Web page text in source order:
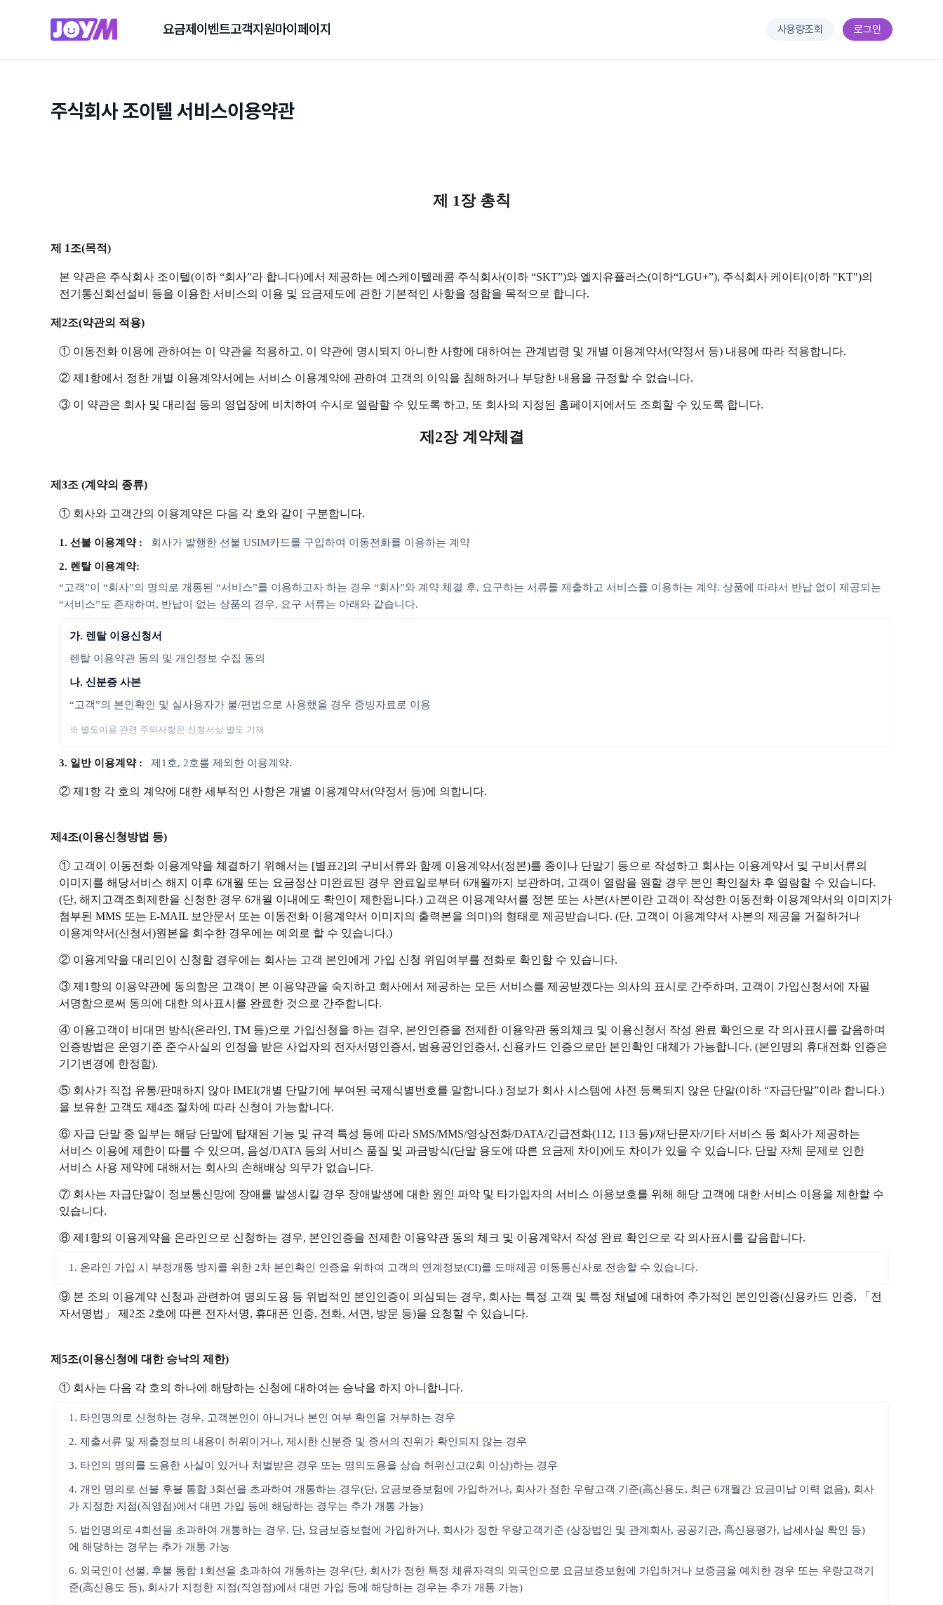
요금제 이벤트고객지원마이페이지 사용량조회 로그인
주식회사 조이텔 서비스이용약관
제 1장 총칙
제 1조(목적)
본 약관은 주식회사 조이텔(이하 “회사”라 합니다)에서 제공하는 에스케이텔레콤 주식회사(이하 “SKT”)와 엘지유플러스(이하“LGU+”), 주식회사 케이티(이하 "KT")의
전기통신회선설비 등을 이용한 서비스의 이용 및 요금제도에 관한 기본적인 사항을 정함을 목적으로 합니다.
제2조(약관의 적용)
① 이동전화 이용에 관하여는 이 약관을 적용하고, 이 약관에 명시되지 아니한 사항에 대하여는 관계법령 및 개별 이용계약서(약정서 등) 내용에 따라 적용합니다.
② 제1항에서 정한 개별 이용계약서에는 서비스 이용계약에 관하여 고객의 이익을 침해하거나 부당한 내용을 규정할 수 없습니다.
③ 이 약관은 회사 및 대리점 등의 영업장에 비치하여 수시로 열람할 수 있도록 하고, 또 회사의 지정된 홈페이지에서도 조회할 수 있도록 합니다.
제2장 계약체결
제3조 (계약의 종류)
① 회사와 고객간의 이용계약은 다음 각 호와 같이 구분합니다.
1. 선불 이용계약 : 회사가 발행한 선불 USIM카드를 구입하여 이동전화를 이용하는 계약
2. 렌탈 이용계약:
“고객”이 “회사”의 명의로 개통된 “서비스”를 이용하고자 하는 경우 “회사”와 계약 체결 후, 요구하는 서류를 제출하고 서비스를 이용하는 계약. 상품에 따라서 반납 없이 제공되는
“서비스”도 존재하며, 반납이 없는 상품의 경우, 요구 서류는 아래와 같습니다.
가. 렌탈 이용신청서
렌탈 이용약관 동의 및 개인정보 수집 동의
나. 신분증 사본
“고객”의 본인확인 및 실사용자가 불/편법으로 사용했을 경우 증빙자료로 이용
※ 별도이용 관련 주의사항은 신청서상 별도 기재
3. 일반 이용계약 : 제1호, 2호를 제외한 이용계약.
② 제1항 각 호의 계약에 대한 세부적인 사항은 개별 이용계약서(약정서 등)에 의합니다.
제4조(이용신청방법 등)
① 고객이 이동전화 이용계약을 체결하기 위해서는 [별표2]의 구비서류와 함께 이용계약서(정본)를 종이나 단말기 등으로 작성하고 회사는 이용계약서 및 구비서류의
이미지를 해당서비스 해지 이후 6개월 또는 요금정산 미완료된 경우 완료일로부터 6개월까지 보관하며, 고객이 열람을 원할 경우 본인 확인절차 후 열람할 수 있습니다.
(단, 해지고객조회제한을 신청한 경우 6개월 이내에도 확인이 제한됩니다.) 고객은 이용계약서를 정본 또는 사본(사본이란 고객이 작성한 이동전화 이용계약서의 이미지가
첨부된 MMS 또는 E-MAIL 보안문서 또는 이동전화 이용계약서 이미지의 출력본을 의미)의 형태로 제공받습니다. (단, 고객이 이용계약서 사본의 제공을 거절하거나
이용계약서(신청서)원본을 회수한 경우에는 예외로 할 수 있습니다.)
② 이용계약을 대리인이 신청할 경우에는 회사는 고객 본인에게 가입 신청 위임여부를 전화로 확인할 수 있습니다.
③ 제1항의 이용약관에 동의함은 고객이 본 이용약관을 숙지하고 회사에서 제공하는 모든 서비스를 제공받겠다는 의사의 표시로 간주하며, 고객이 가입신청서에 자필
서명함으로써 동의에 대한 의사표시를 완료한 것으로 간주합니다.
④ 이용고객이 비대면 방식(온라인, TM 등)으로 가입신청을 하는 경우, 본인인증을 전제한 이용약관 동의체크 및 이용신청서 작성 완료 확인으로 각 의사표시를 갈음하며
인증방법은 운영기준 준수사실의 인정을 받은 사업자의 전자서명인증서, 범용공인인증서, 신용카드 인증으로만 본인확인 대체가 가능합니다. (본인명의 휴대전화 인증은
기기변경에 한정함).
⑤ 회사가 직접 유통/판매하지 않아 IMEI(개별 단말기에 부여된 국제식별번호를 말합니다.) 정보가 회사 시스템에 사전 등록되지 않은 단말(이하 “자급단말”이라 합니다.)
을 보유한 고객도 제4조 절차에 따라 신청이 가능합니다.
⑥ 자급 단말 중 일부는 해당 단말에 탑재된 기능 및 규격 특성 등에 따라 SMS/MMS/영상전화/DATA/긴급전화(112, 113 등)/재난문자/기타 서비스 등 회사가 제공하는
서비스 이용에 제한이 따를 수 있으며, 음성/DATA 등의 서비스 품질 및 과금방식(단말 용도에 따른 요금제 차이)에도 차이가 있을 수 있습니다. 단말 자체 문제로 인한
서비스 사용 제약에 대해서는 회사의 손해배상 의무가 없습니다.
⑦ 회사는 자급단말이 정보통신망에 장애를 발생시킬 경우 장애발생에 대한 원인 파악 및 타가입자의 서비스 이용보호를 위해 해당 고객에 대한 서비스 이용을 제한할 수
있습니다.
⑧ 제1항의 이용계약을 온라인으로 신청하는 경우, 본인인증을 전제한 이용약관 동의 체크 및 이용계약서 작성 완료 확인으로 각 의사표시를 갈음합니다.
1. 온라인 가입 시 부정개통 방지를 위한 2차 본인확인 인증을 위하여 고객의 연계정보(CI)를 도매제공 이동통신사로 전송할 수 있습니다.
⑨ 본 조의 이용계약 신청과 관련하여 명의도용 등 위법적인 본인인증이 의심되는 경우, 회사는 특정 고객 및 특정 채널에 대하여 추가적인 본인인증(신용카드 인증, 「전
자서명법」 제2조 2호에 따른 전자서명, 휴대폰 인증, 전화, 서면, 방문 등)을 요청할 수 있습니다.
제5조(이용신청에 대한 승낙의 제한)
① 회사는 다음 각 호의 하나에 해당하는 신청에 대하여는 승낙을 하지 아니합니다.
1. 타인명의로 신청하는 경우, 고객본인이 아니거나 본인 여부 확인을 거부하는 경우
2. 제출서류 및 제출정보의 내용이 허위이거나, 제시한 신분증 및 증서의 진위가 확인되지 않는 경우
3. 타인의 명의를 도용한 사실이 있거나 처벌받은 경우 또는 명의도용을 상습 허위신고(2회 이상)하는 경우
4. 개인 명의로 선불 후불 통합 3회선을 초과하여 개통하는 경우(단, 요금보증보험에 가입하거나, 회사가 정한 우량고객 기준(高신용도, 최근 6개월간 요금미납 이력 없음), 회사
가 지정한 지점(직영점)에서 대면 가입 등에 해당하는 경우는 추가 개통 가능)
5. 법인명의로 4회선을 초과하여 개통하는 경우. 단, 요금보증보험에 가입하거나, 회사가 정한 우량고객기준 (상장법인 및 관계회사, 공공기관, 高신용평가, 납세사실 확인 등)
에 해당하는 경우는 추가 개통 가능
6. 외국인이 선불, 후불 통합 1회선을 초과하여 개통하는 경우(단, 회사가 정한 특정 체류자격의 외국인으로 요금보증보험에 가입하거나 보증금을 예치한 경우 또는 우량고객기
준(高신용도 등), 회사가 지정한 지점(직영점)에서 대면 가입 등에 해당하는 경우는 추가 개통 가능)